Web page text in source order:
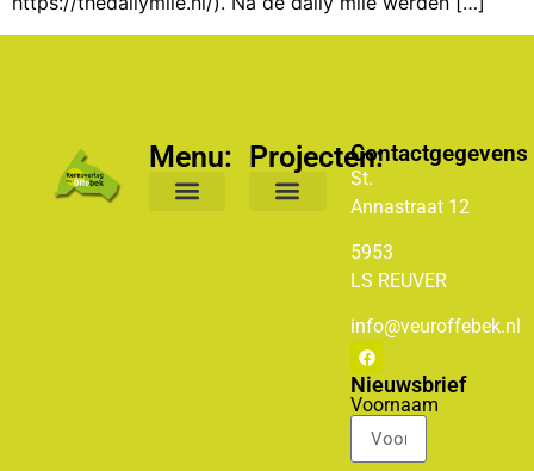
Menu: Projecten:Contactgegevens
St.
Annastraat12
5953
LS REUVER
info@veuroffebek.nl
Nieuwsbrief
Voornaam